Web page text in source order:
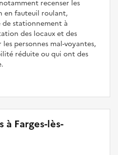
recenser les
en fauteuil roulant,
de stationnement à
des locaux et des
personnes mal-voyantes,
réduite ou qui ont des
Farges-lès-